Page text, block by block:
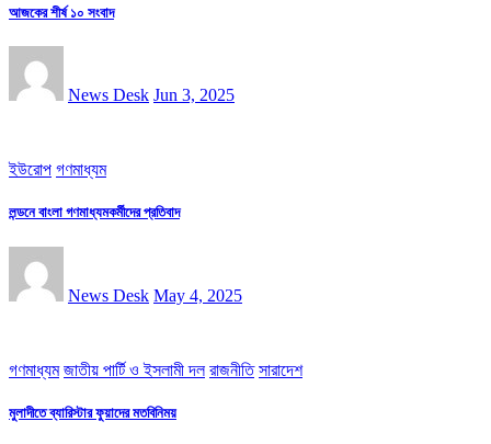
আজকের শীর্ষ ১০ সংবাদ
News Desk Jun 3, 2025
ইউরোপ গণমাধ্যম
লন্ডনে বাংলা গণমাধ্যমকর্মীদের প্রতিবাদ
News Desk May 4, 2025
গণমাধ্যম জাতীয় পার্টি ও ইসলামী দল রাজনীতি সারাদেশ
মুলাদীতে ব্যারিস্টার ফুয়াদের মতবিনিময়